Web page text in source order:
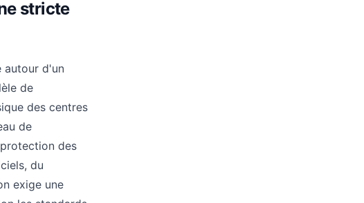
stricte
autour d'un
de
des centres
de
des
du
exige une